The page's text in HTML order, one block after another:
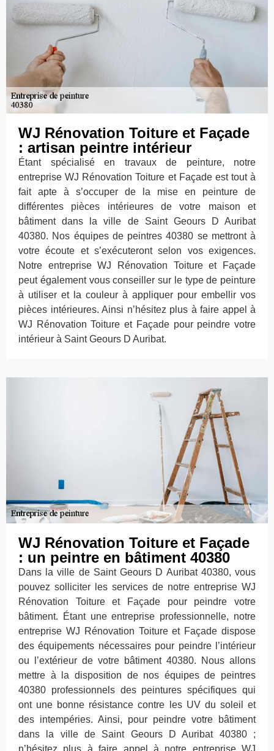
WJ Rénovation Toiture et Façade
: artisan peintre intérieur
Étant spécialisé en travaux de peinture, notre
entreprise WJ Rénovation Toiture et Façade est tout à
fait apte à s’occuper de la mise en peinture de
différentes pièces intérieures de votre maison et
bâtiment dans la ville de Saint Geours D Auribat
40380. Nos équipes de peintres 40380 se mettront à
votre écoute et s’exécuteront selon vos exigences.
Notre entreprise WJ Rénovation Toiture et Façade
peut également vous conseiller sur le type de peinture
à utiliser et la couleur à appliquer pour embellir vos
pièces intérieures. Ainsi n’hésitez plus à faire appel à
WJ Rénovation Toiture et Façade pour peindre votre
intérieur à Saint Geours D Auribat.
WJ Rénovation Toiture et Façade
: un peintre en bâtiment 40380
Dans la ville de Saint Geours D Auribat 40380, vous
pouvez solliciter les services de notre entreprise WJ
Rénovation Toiture et Façade pour peindre votre
bâtiment. Étant une entreprise professionnelle, notre
entreprise WJ Rénovation Toiture et Façade dispose
des équipements nécessaires pour peindre l’intérieur
ou l’extérieur de votre bâtiment 40380. Nous allons
mettre à la disposition de nos équipes de peintres
40380 professionnels des peintures spécifiques qui
ont une bonne résistance contre les UV du soleil et
des intempéries. Ainsi, pour peindre votre bâtiment
dans la ville de Saint Geours D Auribat 40380 ;